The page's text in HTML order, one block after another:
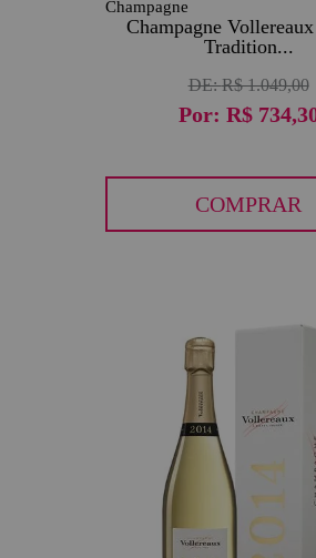
Champagne
Champagne
Tradition...
DE:R$ 1.049,00
Por: R$
COMPRAR